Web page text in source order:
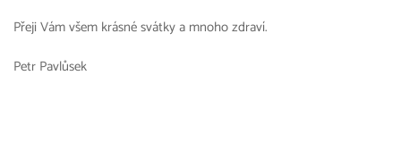
Přeji Vám všem krásné svátky a mnoho zdraví.
Petr Pavlůsek